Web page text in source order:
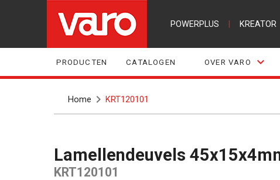
POWERPLUS KREATOR
PRODUCTEN CATALOGEN OVER VARO
Home KRT120101
Lamellendeuvels
KRT120101